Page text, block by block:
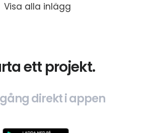
Visa alla inlägg
ett projekt.
direkt i appen